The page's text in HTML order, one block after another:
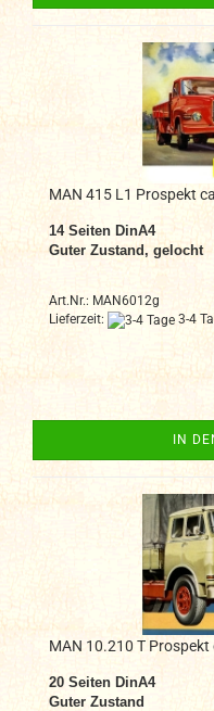
MAN 415 L1 Prospekt
14 Seiten DinA4
Guter Zustand, gelocht
Art.Nr.: MAN6012g
Lieferzeit:
3-4
IN
MAN 10.210 T Prospekt
20 Seiten DinA4
Guter Zustand